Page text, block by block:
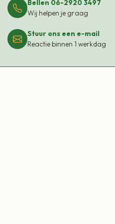
Bellen 06-2920 3497
Wij helpen je graag
Stuur ons een e-mail
Reactie binnen 1 werkdag